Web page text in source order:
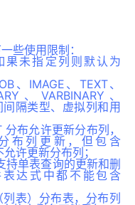
些使用限制：
果未指定列则默认为
、IMAGE、TEXT、
、VARBINARY、
间隔类型、虚拟列和用
布允许更新分布列，
布列更新，但包含
许更新分布列；
持单表查询的更新和删
达式中都不能包含
表）分布表，分布列